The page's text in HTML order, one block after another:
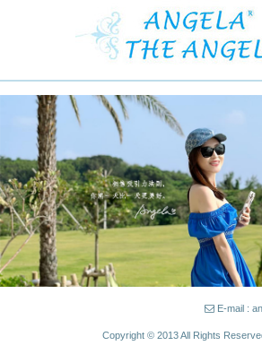
E-mail :
Copyright © 2013 All Rights